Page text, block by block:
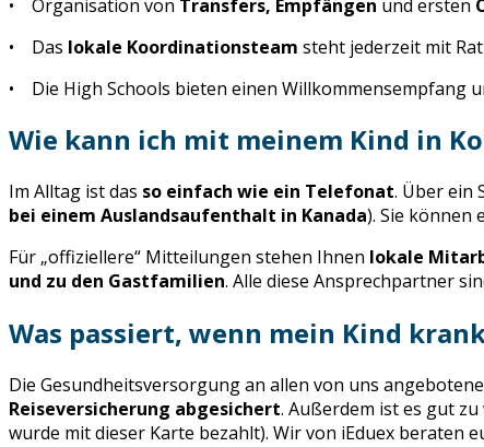
• Organisation von Transfers, Empfängen und ersten
• Das lokale Koordinationsteam steht jederzeit mit
• Die High Schools bieten einen Willkommensempfang
Wie kann ich mit meinem Kind in
Im Alltag ist das so einfach wie ein Telefonat. Über ein
bei einem Auslandsaufenthalt in Kanada). Sie können
Für „offiziellere“ Mitteilungen stehen Ihnen lokale
und zu den Gastfamilien. Alle diese Ansprechpartner
Was passiert, wenn mein Kind
Die Gesundheitsversorgung an allen von uns
Reiseversicherung abgesichert. Außerdem ist es gut zu
wurde mit dieser Karte bezahlt). Wir von iEduex beraten